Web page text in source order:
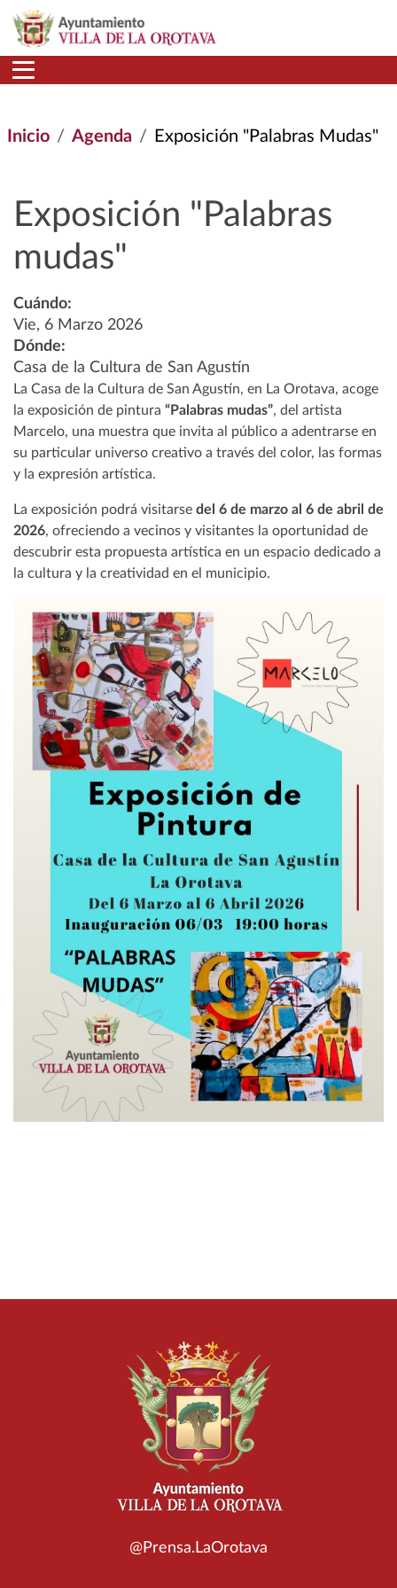
Pasar al contenido principal
Inicio Agenda Exposición "Palabras Mudas"
Exposición "Palabras
mudas"
Cuándo:
Vie, 6 Marzo 2026
Dónde:
Casa de la Cultura de San Agustín
La Casa de la Cultura de San Agustín, en La Orotava, acoge
la exposición de pintura “Palabras mudas”, del artista
Marcelo, una muestra que invita al público a adentrarse en
su particular universo creativo a través del color, las formas
y la expresión artística.
La exposición podrá visitarse del 6 de marzo al 6 de abril de
2026, ofreciendo a vecinos y visitantes la oportunidad de
descubrir esta propuesta artística en un espacio dedicado a
la cultura y la creatividad en el municipio.
@Prensa.LaOrotava